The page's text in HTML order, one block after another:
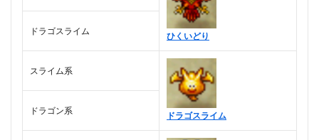
ひくいどり
ドラゴスライム
スライム系
ドラゴスライム
ドラゴン系